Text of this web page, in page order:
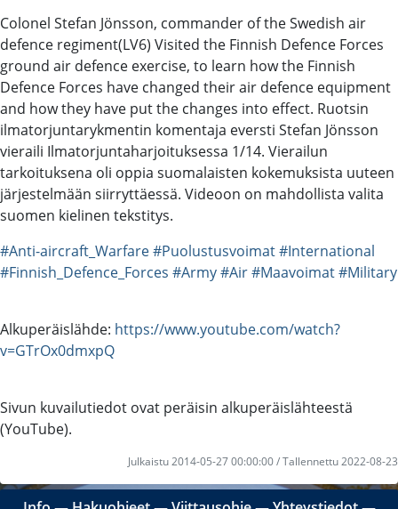
Colonel Stefan Jönsson, commander of the Swedish air
defence regiment(LV6) Visited the Finnish Defence Forces
ground air defence exercise, to learn how the Finnish
Defence Forces have changed their air defence equipment
and how they have put the changes into effect. Ruotsin
ilmatorjuntarykmentin komentaja eversti Stefan Jönsson
vieraili Ilmatorjuntaharjoituksessa 1/14. Vierailun
tarkoituksena oli oppia suomalaisten kokemuksista uuteen
järjestelmään siirryttäessä. Videoon on mahdollista valita
suomen kielinen tekstitys.
#Anti-aircraft_Warfare#Puolustusvoimat#International
#Finnish_Defence_Forces #Army#Air#Maavoimat#Military
Alkuperäislähde: https://www.youtube.com/watch?
v=GTrOx0dmxpQ
Sivun kuvailutiedot ovat peräisin alkuperäislähteestä
(YouTube).
Julkaistu 2014-05-27 00:00:00 / Tallennettu 2022-08-23